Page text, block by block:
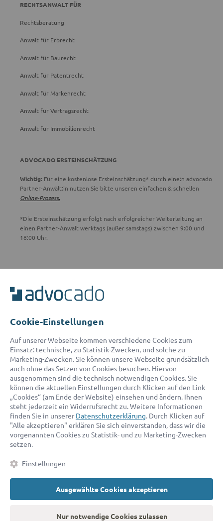
RECHTSANWALT FÜR
Rechtsberatung
Anwalt für Erbrecht
Anwalt für Baurecht
Anwalt für Patentrecht
Anwalt für Markenrecht
Anwalt für Vertragsrecht
Anwalt für Immobilienrecht
ADVOCADO ERSTEINSCHÄTZUNG
Wichtig: Für eine kostenlose Ersteinschätzung* durch eine:n advocado
Partner-Anwält:in nutzen Sie bitte unseren einfachen & schnellen
Online-Prozess.
*Die Ersteinschätzung erfolgt nach erfolgreicher Weiterleitung an
einen Partner-Anwalt werktags (außer samstags) zwischen 9:00 und
18:00 Uhr.
Unser Serviceteam ist von 8:00 bis 17:00 Uhr für Sie erreichbar.
E-Mail:
service@advocado.com
© 2026 advocado - einfach online den passenden Rechtsanwalt finden
Auszeichnungen:
KontaktDatenschutzImpressumFaktenAGB
CookiesBarrierefreiheitserklärung
Cookie-Einstellungen
Auf unserer Webseite kommen verschiedene Cookies zum
Einsatz: technische, zu Statistik-Zwecken, und solche zu
Marketing-Zwecken. Sie können unsere Webseite grundsätzlich
auch ohne das Setzen von Cookies besuchen. Hiervon
ausgenommen sind die technisch notwendigen Cookies. Sie
können die aktuellen Einstellungen durch Klicken auf den Link
„Cookies“ (am Ende der Website) einsehen und ändern. Ihnen
steht jederzeit ein Widerrufsrecht zu. Weitere Informationen
finden Sie in unserer Datenschutzerklärung. Durch Klicken auf
"Alle akzeptieren" erklären Sie sich einverstanden, dass wir die
vorgenannten Cookies zu Statistik- und zu Marketing-Zwecken
setzen.
Einstellungen
Ausgewählte Cookies akzeptieren
Nur notwendige Cookies zulassen